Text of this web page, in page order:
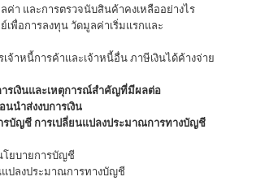
า และการตรวจนับสินค้าคงเหลืออย่างไร
พื่อการลงทุน วัดมูลค่าเริ่มแรกและ
จ้าหนี้การค้าและเจ้าหนี้อื่น ภาษีเงินได้ค้างจ่าย
ารเงินและเหตุการณ์สำคัญที่มีผลต่อ
นำส่งงบการเงิน
รบัญชี การเปลี่ยนแปลงประมาณการทางบัญชี
โยบายการบัญชี
ปลงประมาณการทางบัญชี